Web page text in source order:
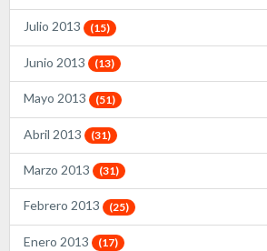
Julio 2013 (15)
Junio 2013 (13)
Mayo 2013 (51)
Abril 2013 (31)
Marzo 2013 (31)
Febrero 2013 (25)
Enero 2013 (17)